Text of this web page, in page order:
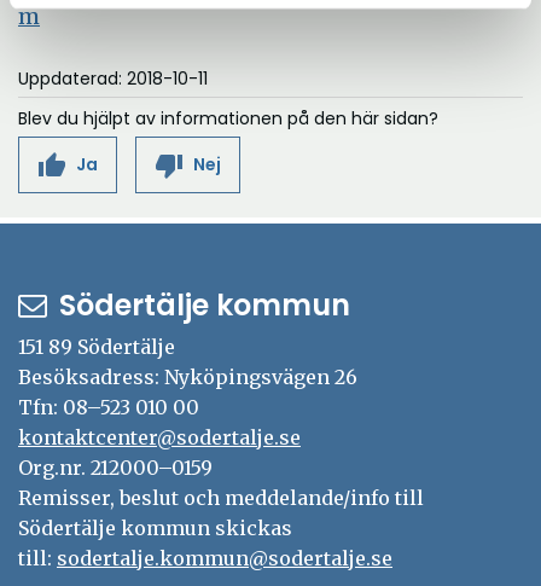
mÖppna
nytt
fönster
Uppdaterad: 2018-10-11
Blev du hjälpt av informationen på den här sidan?
thumb_up Ja thumb_down Nej
Södertälje kommun
151 89 Södertälje
Besöksadress: Nyköpingsvägen 26
Tfn: 08–523 010 00
kontaktcenter@sodertalje.se
Org.nr. 212000–0159
Remisser, beslut och meddelande/info till
Södertälje kommun skickas
till: sodertalje.kommun@sodertalje.se